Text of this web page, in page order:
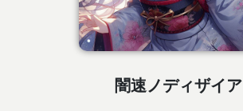
闇速ノディザイア